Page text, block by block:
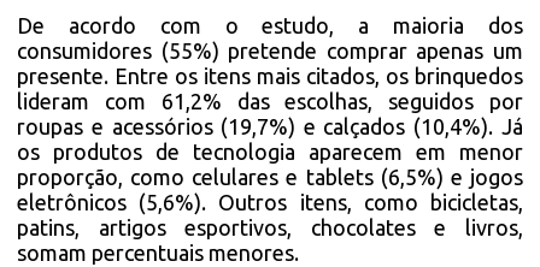
De acordo com o estudo, a maioria dos
consumidores (55%) pretende comprar apenas um
presente. Entre os itens mais citados, os brinquedos
lideram com 61,2% das escolhas, seguidos por
roupas e acessórios (19,7%) e calçados (10,4%). Já
os produtos de tecnologia aparecem em menor
proporção, como celulares e tablets (6,5%) e jogos
eletrônicos (5,6%). Outros itens, como bicicletas,
patins, artigos esportivos, chocolates e livros,
somam percentuais menores.